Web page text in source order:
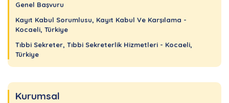
Genel Başvuru
Kayıt Kabul Sorumlusu, Kayıt Kabul Ve Karşılama -
Kocaeli, Türkiye
Tıbbi Sekreter, Tıbbi Sekreterlik Hizmetleri - Kocaeli,
Türkiye
Kurumsal